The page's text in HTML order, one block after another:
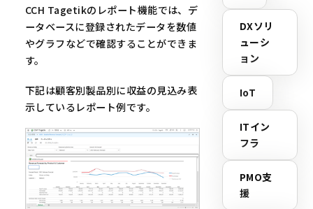
CCH Tagetikのレポート機能では、デ
ータベースに登録されたデータを数値
やグラフなどで確認することができま
す。
下記は顧客別製品別に収益の見込み表
示しているレポート例です。
DXソリ
ューシ
ョン
IoT
ITイン
フラ
PMO支
援